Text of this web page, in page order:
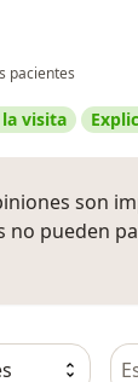
pacientes
visita
son
no pueden